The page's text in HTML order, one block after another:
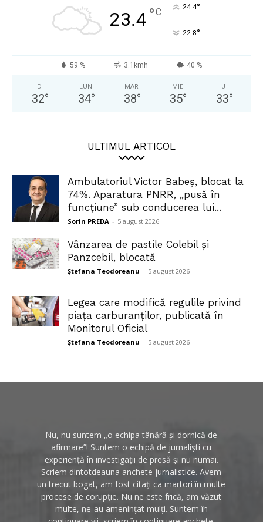
23.4°C 24.4°
22.8°
59 % 3.1kmh 40 %
D
32°
LUN
34°
MAR
38°
MIE
35°
J
33°
ULTIMUL ARTICOL
Ambulatoriul Victor Babeș, blocat la
74%. Aparatura PNRR, „pusă în
funcțiune” sub conducerea lui...
Sorin PREDA - 5 august 2026
Vânzarea de pastile Colebil și
Panzcebil, blocată
Ștefana Teodoreanu - 5 august 2026
Legea care modifică regulile privind
piața carburanților, publicată în
Monitorul Oficial
Ștefana Teodoreanu - 5 august 2026
Nu, nu suntem „o echipa tânără și dornică de
afirmare”! Suntem o echipă de jurnaliști cu
experiență în investigații de presă și nu numai.
Scriem dintotdeauna anchete jurnalistice. Avem
un trecut bogat, am fost citați ca martori în multe
procese de corupție. Nu ne este frică, am văzut
multe, ne-au amenințat mulți. Suntem în